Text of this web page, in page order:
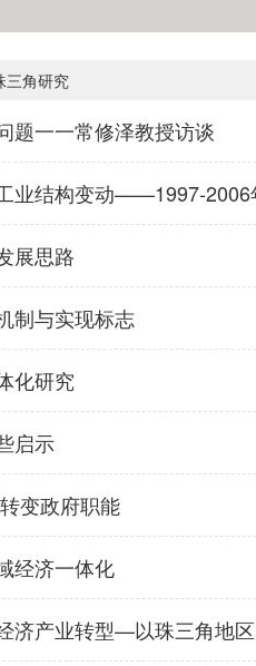
三角研究
题一一常修泽教授访谈
业结构变动——1997-
展思路
制与实现标志
化研究
启示
变政府职能
经济一体化
济产业转型—以珠三角地